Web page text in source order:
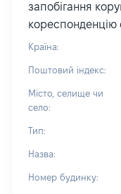
запобігання
кореспонденцію
Країна:
Поштовий індекс:
Місто, селище чи
село:
Тип:
Назва:
Номер будинку: